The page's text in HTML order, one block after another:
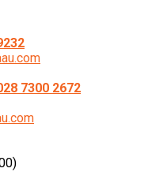
7300 2672